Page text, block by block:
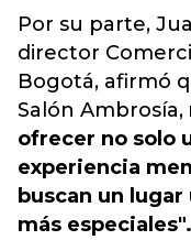
Por su parte,
director
Bogotá, afirmó
Salón Ambrosía,
ofrecer no solo
experiencia
buscan un
más especiales".